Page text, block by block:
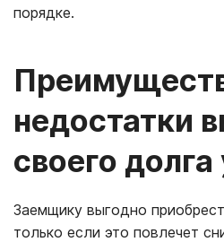
порядке.
недостатки
своего долга
Заемщику выгодно
только если это повлечет